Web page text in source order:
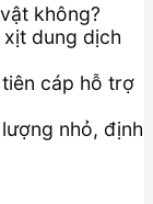
không?
dung dịch
tiên cáp hỗ trợ
nhỏ, định